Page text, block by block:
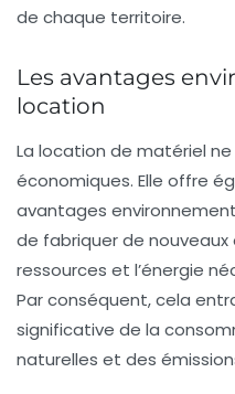
de chaque territoire.
Les avantages
location
La location de matériel
économiques. Elle offre
avantages
de fabriquer de
ressources et l’énergie
Par conséquent, cela
significative de la
naturelles et des